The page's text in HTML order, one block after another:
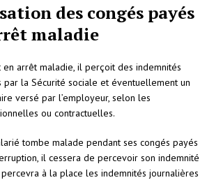
des congés payés
maladie
en arrêt maladie, il perçoit des indemnités
la Sécurité sociale et éventuellement un
versé par l’employeur, selon les
ou contractuelles.
tombe malade pendant ses congés payés
il cessera de percevoir son indemnité
à la place les indemnités journalières